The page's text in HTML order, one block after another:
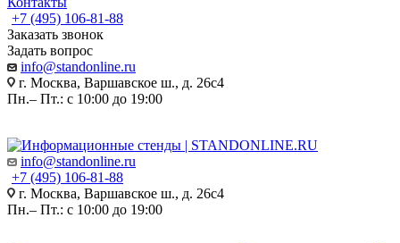
+7 (495) 106-81-88
Заказать звонок
Задать вопрос
info@standonline.ru
г. Москва, Варшавское ш., д. 26с4
Пн.– Пт.: с 10:00 до 19:00
info@standonline.ru
+7 (495) 106-81-88
г. Москва, Варшавское ш., д. 26с4
Пн.– Пт.: с 10:00 до 19:00